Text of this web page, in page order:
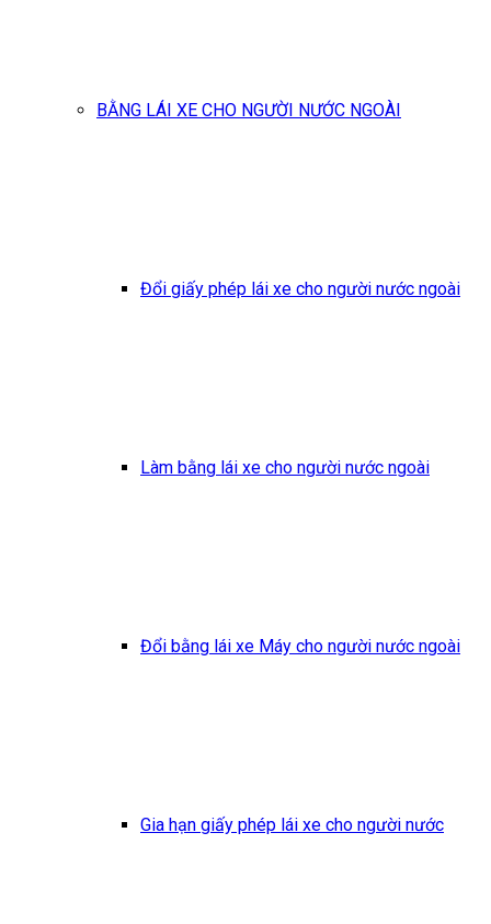
BẰNG LÁI XE CHO NGƯỜI NƯỚC NGOÀI
Đổi giấy phép lái xe cho người nước ngoài
Làm bằng lái xe cho người nước ngoài
Đổi bằng lái xe Máy cho người nước ngoài
Gia hạn giấy phép lái xe cho người nước